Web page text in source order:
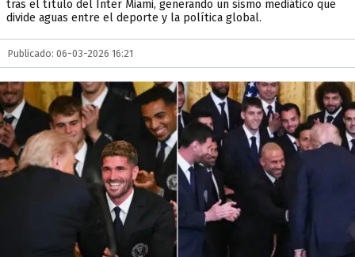
tras el título del Inter Miami, generando un sismo mediático que
divide aguas entre el deporte y la política global.
Publicado: 06-03-2026 16:21